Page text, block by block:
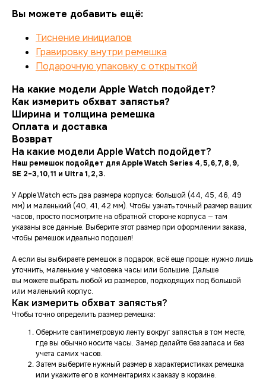
Вы можете добавить ещё:
Тиснение инициалов
Гравировку внутри ремешка
Подарочную упаковку с открыткой
На какие модели Apple Watch подойдет?
Как измерить обхват запястья?
Ширина и толщина ремешка
Оплата и доставка
Возврат
На какие модели Apple Watch подойдет?
Наш ремешок подойдет для Apple Watch Series 4, 5, 6, 7, 8, 9,
SE 2−3, 10, 11 и Ultra 1, 2, 3.
У Apple Watch есть два размера корпуса: большой (44, 45, 46, 49
мм) и маленький (40, 41, 42 мм). Чтобы узнать точный размер ваших
часов, просто посмотрите на обратной стороне корпуса — там
указаны все данные. Выберите этот размер при оформлении заказа,
чтобы ремешок идеально подошел!
А если вы выбираете ремешок в подарок, всё еще проще: нужно лишь
уточнить, маленькие у человека часы или большие. Дальше
вы можете выбрать любой из размеров, подходящих под большой
или маленький корпус.
Как измерить обхват запястья?
Чтобы точно определить размер ремешка:
Оберните сантиметровую ленту вокруг запястья в том месте,
где вы обычно носите часы. Замер делайте без запаса и без
учета самих часов.
Затем выберите нужный размер в характеристиках ремешка
или укажите его в комментариях к заказу в корзине.